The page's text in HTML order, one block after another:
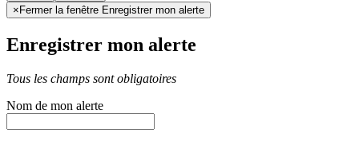
× Fermer la fenêtre Enregistrer mon alerte
Enregistrer mon alerte
Tous les champs sont obligatoires
Nom de mon alerte